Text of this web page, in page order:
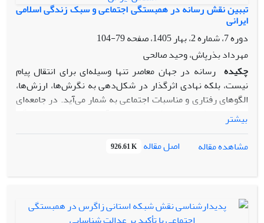
تببین نقش رسانه در همبستگی اجتماعی و سبک زندگی اسلامی
ایرانی
دوره 7، شماره 2، بهار 1405، صفحه
79-104
مهرداد بذرپاش، وحید صالحی
چکیده رسانه در جهان معاصر تنها وسیله‌ای برای انتقال پیام
نیست، بلکه نهادی اثرگذار در شکل‌دهی به نگرش‌ها، ارزش‌ها،
الگوهای رفتاری و مناسبات اجتماعی به شمار می‌آید. در جامعه‌ای
مانند ایران که دارای پیشینه‌ای غنی از آموزه‌های دینی و فرهنگی
است، رسانه می‌تواند نقش مهمی در تقویت همبستگی اجتماعی و
ترویج سبک زندگی اسلامی-ایرانی ایفا کند. همبستگی اجتماعی به
معنای پیوند، اعتماد، مشارکت و احساس تعلق میان افراد جامعه، از
خانواده‌محوری، قناعت، اخلاق‌مداری، مسئولیت‌پذیری،
ساده‌زیستی و توجه به کرامت انسانی تأکید دارد. با گسترش
بیشتر
مشاهده مقاله
اصل مقاله 926.61 K